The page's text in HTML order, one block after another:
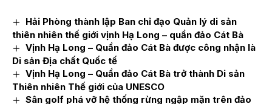
Hải Phòng thành lập Ban chỉ đạo Quản lý di sản
thiên nhiên thế giới vịnh Hạ Long – quần đảo Cát Bà
Vịnh Hạ Long – Quần đảo Cát Bà được công nhận là
Di sản Địa chất Quốc tế
Vịnh Hạ Long – Quần đảo Cát Bà trở thành Di sản
Thiên nhiên Thế giới của UNESCO
Sân golf phá vỡ hệ thống rừng ngập mặn trên đảo